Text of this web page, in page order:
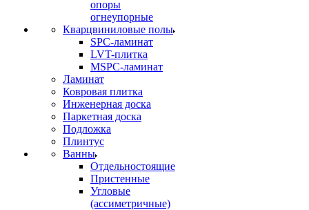
опоры
огнеупорные
Кварцвиниловые полы
SPC-ламинат
LVT-плитка
MSPC-ламинат
Ламинат
Ковровая плитка
Инженерная доска
Паркетная доска
Подложка
Плинтус
Ванны
Отдельностоящие
Пристенные
Угловые
(ассиметричные)